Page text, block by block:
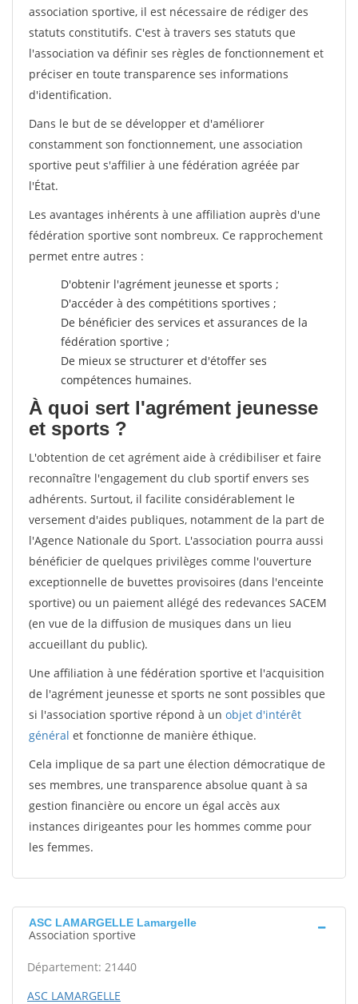
association sportive, il est nécessaire de rédiger des
statuts constitutifs. C'est à travers ses statuts que
l'association va définir ses règles de fonctionnement et
préciser en toute transparence ses informations
d'identification.
Dans le but de se développer et d'améliorer
constamment son fonctionnement, une association
sportive peut s'affilier à une fédération agréée par
l'État.
Les avantages inhérents à une affiliation auprès d'une
fédération sportive sont nombreux. Ce rapprochement
permet entre autres :
D'obtenir l'agrément jeunesse et sports ;
D'accéder à des compétitions sportives ;
De bénéficier des services et assurances de la
fédération sportive ;
De mieux se structurer et d'étoffer ses
compétences humaines.
À quoi sert l'agrément jeunesse
et sports ?
L'obtention de cet agrément aide à crédibiliser et faire
reconnaître l'engagement du club sportif envers ses
adhérents. Surtout, il facilite considérablement le
versement d'aides publiques, notamment de la part de
l'Agence Nationale du Sport. L'association pourra aussi
bénéficier de quelques privilèges comme l'ouverture
exceptionnelle de buvettes provisoires (dans l'enceinte
sportive) ou un paiement allégé des redevances SACEM
(en vue de la diffusion de musiques dans un lieu
accueillant du public).
Une affiliation à une fédération sportive et l'acquisition
de l'agrément jeunesse et sports ne sont possibles que
si l'association sportive répond à un objet d'intérêt
général et fonctionne de manière éthique.
Cela implique de sa part une élection démocratique de
ses membres, une transparence absolue quant à sa
gestion financière ou encore un égal accès aux
instances dirigeantes pour les hommes comme pour
les femmes.
ASC LAMARGELLE Lamargelle
Association sportive
Département: 21440
ASC LAMARGELLE